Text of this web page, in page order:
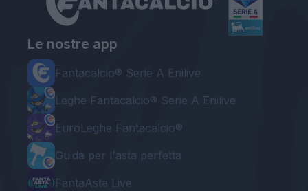
Le nostre app
Fantacalcio® Serie A Enilive
Leghe Fantacalcio® Serie A Enilive
EuroLeghe Fantacalcio®
Guida per l'asta perfetta
FantaAsta Live